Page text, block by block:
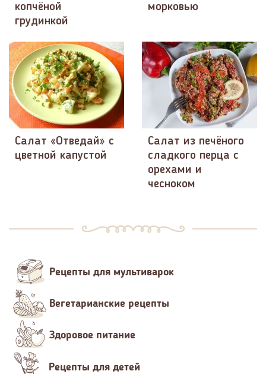
копчёной
грудинкой
морковью
Салат «Отведай» с
цветной капустой
Салат из печёного
сладкого перца с
орехами и
чесноком
Рецепты для мультиварок
Вегетарианские рецепты
Здоровое питание
Рецепты для детей